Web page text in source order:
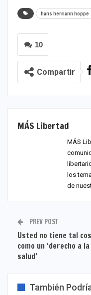
hans hermann hoppe
10
Compartir
MÁS Libertad
MÁS
los
de
PREV POST
Usted no tiene tal
como un ‘derecho a la
salud’
También